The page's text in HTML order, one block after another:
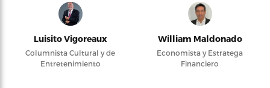
Luisito Vigoreaux
Columnista Cultural y de
Entretenimiento
William Maldonado
Economista y Estratega
Financiero